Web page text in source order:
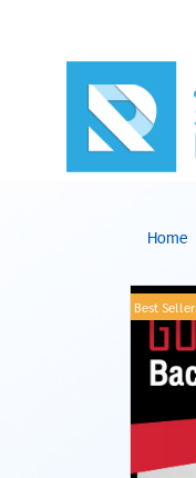
Home
Best Seller